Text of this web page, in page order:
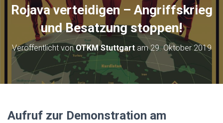
Rojava verteidigen – Angriffskrieg
und Besatzung stoppen!
Veröffentlicht vonOTKM Stuttgartam29. Oktober 2019
Aufruf zur Demonstration am